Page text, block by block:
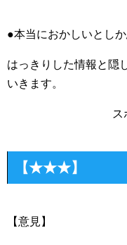
●本当におかしいとしか
はっきりした情報と隠
いきます。
ス
【★★★】
【意見】